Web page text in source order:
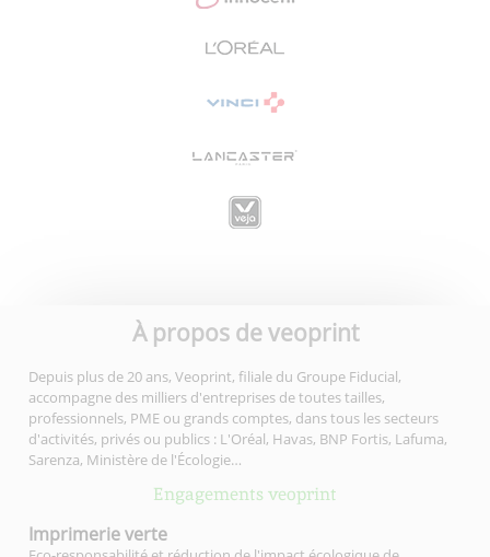
À propos de veoprint
Depuis plus de 20 ans, Veoprint, filiale du Groupe Fiducial,
accompagne des milliers d'entreprises de toutes tailles,
professionnels, PME ou grands comptes, dans tous les secteurs
d'activités, privés ou publics : L'Oréal, Havas, BNP Fortis, Lafuma,
Sarenza, Ministère de l'Écologie…
Engagements veoprint
Imprimerieverte